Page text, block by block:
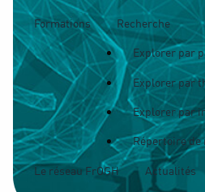
Formations Recherche
Explorer par
Explorer par
Explorer par
Répertoire de
Le réseau FrOGH Actualités